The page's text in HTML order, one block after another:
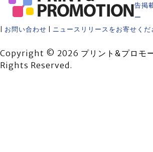
告掲
ー
お問い合わせ ニュースリリースをお寄せくだ
Copyright © 2026 プリント&プロモ
Rights Reserved.